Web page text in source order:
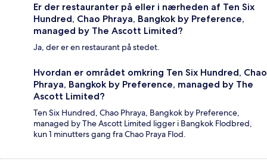
Er der restauranter på eller i nærheden af Ten Six
Hundred, Chao Phraya, Bangkok by Preference,
managed by The Ascott Limited?
Ja, der er en restaurant på stedet.
Hvordan er området omkring Ten Six Hundred, Chao
Phraya, Bangkok by Preference, managed by The
Ascott Limited?
Ten Six Hundred, Chao Phraya, Bangkok by Preference,
managed by The Ascott Limited ligger i Bangkok Flodbred,
kun 1 minutters gang fra Chao Praya Flod.